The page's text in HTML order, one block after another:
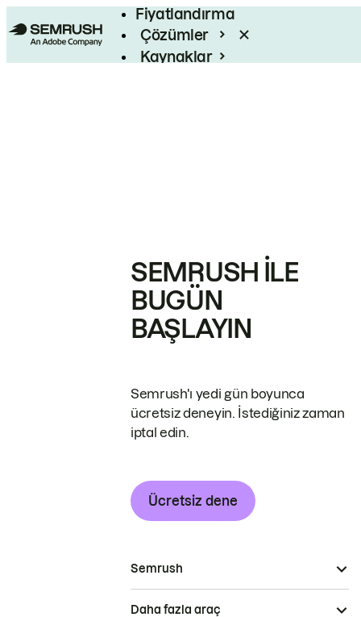
Fiyatlandırma
Çözümler
Kaynaklar
SEMRUSH ILE
BUGÜN
BAŞLAYIN
Semrush'ı yedi gün boyunca
ücretsiz deneyin. İstediğiniz zaman
iptal edin.
Ücretsiz dene
Semrush
Daha fazla araç